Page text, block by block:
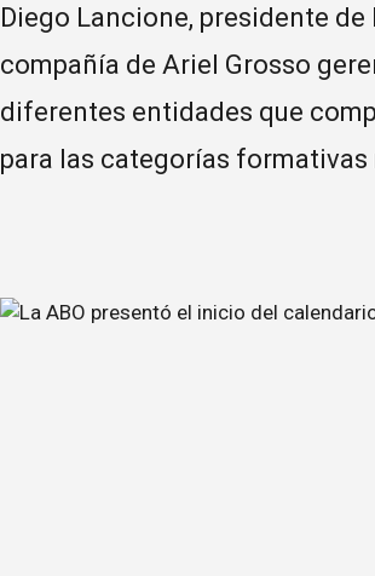
Diego Lancione, presidente
compañía de Ariel Grosso
diferentes entidades que
para las categorías formativas